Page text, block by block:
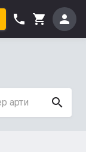
phone shopping_cart person
search